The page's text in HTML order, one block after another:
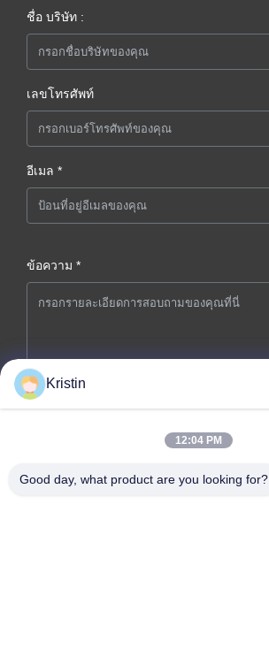
ชื่อ บริษัท :
เลขโทรศัพท์
อีเมล *
ข้อความ *
ส่งเดี๋ยวนี้
Kristin
12:04 PM
Good day, what product are you looking for?